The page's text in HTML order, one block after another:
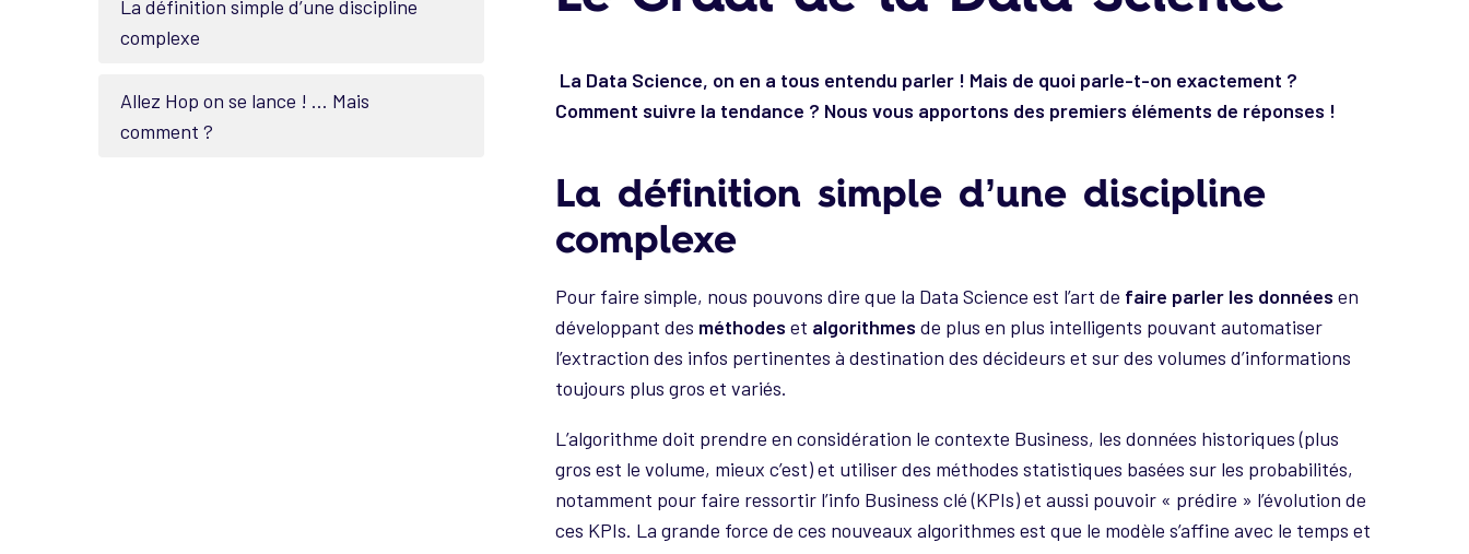
La définition simple d’une discipline
complexe
Allez Hop on se lance ! … Mais
comment ?
La Data Science, on en a tous entendu parler ! Mais de quoi parle-t-on exactement ?
Comment suivre la tendance ? Nous vous apportons des premiers éléments de réponses !
La définition simple d’une discipline
complexe
Pour faire simple, nous pouvons dire que la Data Science est l’art de faire parler les données en
développant des méthodes et algorithmes de plus en plus intelligents pouvant automatiser
l’extraction des infos pertinentes à destination des décideurs et sur des volumes d’informations
toujours plus gros et variés.
L’algorithme doit prendre en considération le contexte Business, les données historiques (plus
gros est le volume, mieux c’est) et utiliser des méthodes statistiques basées sur les probabilités,
notamment pour faire ressortir l’info Business clé (KPIs) et aussi pouvoir « prédire » l’évolution de
ces KPIs. La grande force de ces nouveaux algorithmes est que le modèle s’affine avec le temps et